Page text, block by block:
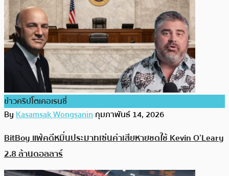
ข่าวคริปโตเคอเรนซี่
ByKasamsak Wongsaninกุมภาพันธ์ 14, 2026
BitBoy แพ้คดีหมิ่นประมาทเซ่นค่าเสียหายชดใช้ Kevin O’Leary
2.8 ล้านดอลลาร์